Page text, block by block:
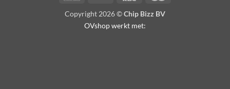
Copyright 2026 ©Chip Bizz BV
OVshop werkt met: